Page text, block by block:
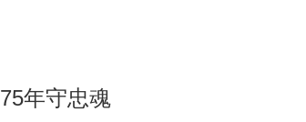
75年守忠魂